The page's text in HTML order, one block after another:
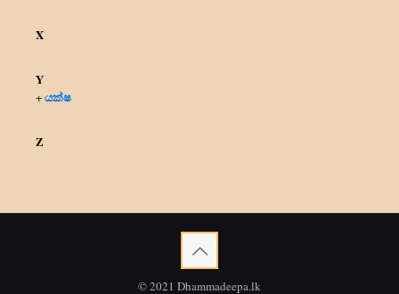
X
Y
+යක්ෂ
Z
© 2021 Dhammadeepa.lk